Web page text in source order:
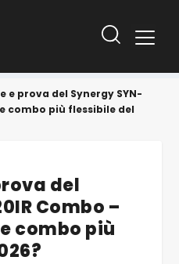
e prova del Synergy SYN-
combo più flessibile del
del
Combo –
combo più